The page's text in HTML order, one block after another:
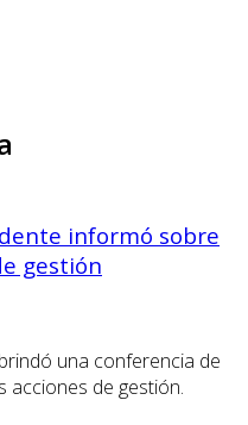
informó sobre
gestión
una conferencia de
acciones de gestión.